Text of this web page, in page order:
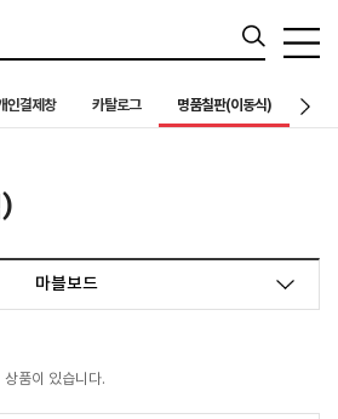
인결제창 카탈로그 명품칠판(이동식)
마블보드
상품이 있습니다.